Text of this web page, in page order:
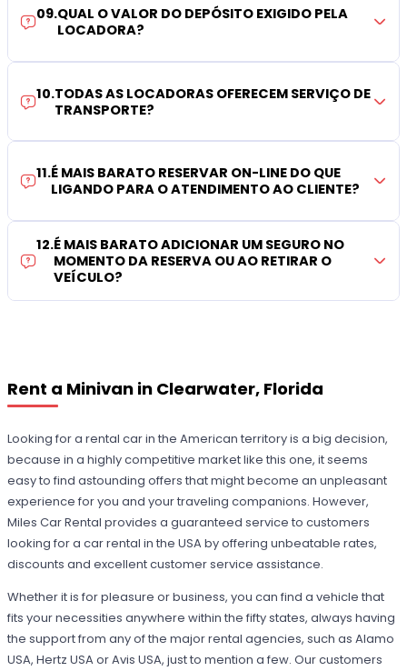
09.QUAL O VALOR DO DEPÓSITO EXIGIDO PELA
LOCADORA?
10.TODAS AS LOCADORAS OFERECEM SERVIÇO DE
TRANSPORTE?
11.É MAIS BARATO RESERVAR ON-LINE DO QUE
LIGANDO PARA O ATENDIMENTO AO CLIENTE?
12.É MAIS BARATO ADICIONAR UM SEGURO NO
MOMENTO DA RESERVA OU AO RETIRAR O
VEÍCULO?
Rent a Minivan in Clearwater, Florida
Looking for a rental car in the American territory is a big decision,
because in a highly competitive market like this one, it seems
easy to find astounding offers that might become an unpleasant
experience for you and your traveling companions. However,
Miles Car Rental provides a guaranteed service to customers
looking for a car rental in the USA by offering unbeatable rates,
discounts and excellent customer service assistance.
Whether it is for pleasure or business, you can find a vehicle that
fits your necessities anywhere within the fifty states, always having
the support from any of the major rental agencies, such as Alamo
USA, Hertz USA or Avis USA, just to mention a few. Our customers